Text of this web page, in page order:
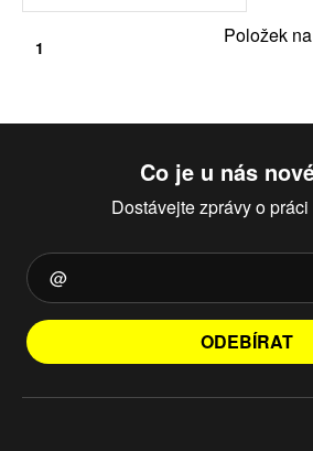
1 Položek
Co je u nás
Dostávejte zprávy o práci
ODEBÍRAT